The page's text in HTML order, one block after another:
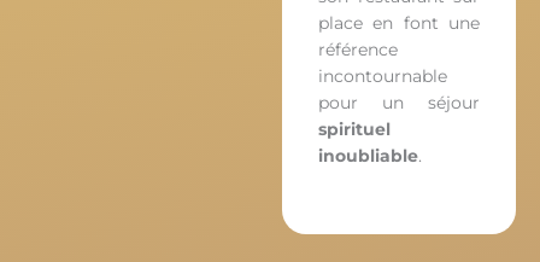
place en font une
référence
incontournable
pour un séjour
spirituel
inoubliable.